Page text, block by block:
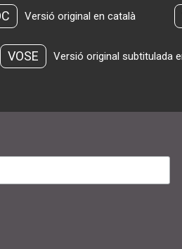
Versió original en català
VOSE Versió original subtitulada